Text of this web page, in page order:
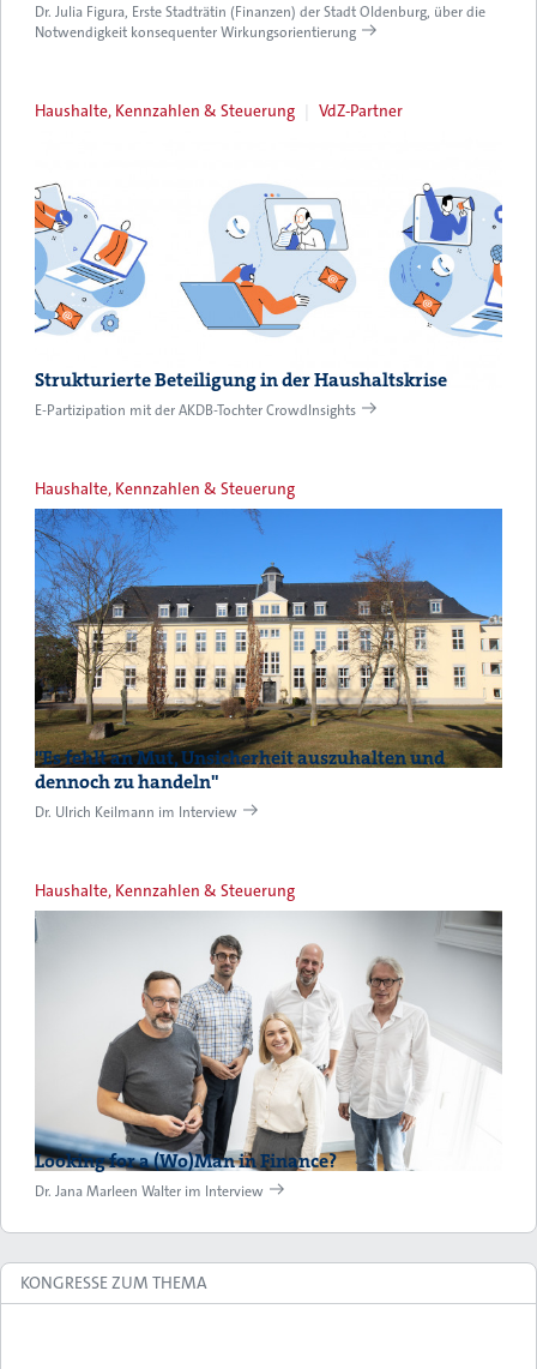
Dr. Julia Figura, Erste Stadträtin (Finanzen) der Stadt Oldenburg, über die
Notwendigkeit konsequenter Wirkungsorientierung
Haushalte, Kennzahlen & Steuerung VdZ-Partner
Strukturierte Beteiligung in der Haushaltskrise
E-Partizipation mit der AKDB-Tochter CrowdInsights
Haushalte, Kennzahlen & Steuerung
"Es fehlt an Mut, Unsicherheit auszuhalten und
dennoch zu handeln"
Dr. Ulrich Keilmann im Interview
Haushalte, Kennzahlen & Steuerung
Looking for a (Wo)Man in Finance?
Dr. Jana Marleen Walter im Interview
KONGRESSE ZUM THEMA